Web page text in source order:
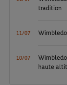
tradition
11/07
10/07
haute